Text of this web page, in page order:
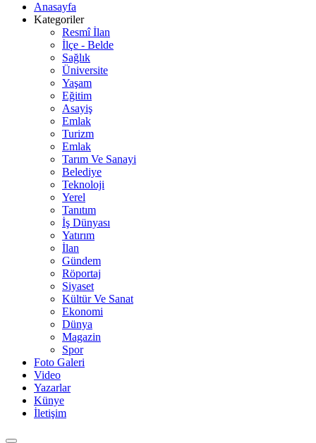
Anasayfa
Kategoriler
Resmî İlan
İlçe - Belde
Sağlık
Üniversite
Yaşam
Eğitim
Asayiş
Emlak
Turizm
Emlak
Tarım Ve Sanayi
Belediye
Teknoloji
Yerel
Tanıtım
İş Dünyası
Yatırım
İlan
Gündem
Röportaj
Siyaset
Kültür Ve Sanat
Ekonomi
Dünya
Magazin
Spor
Foto Galeri
Video
Yazarlar
Künye
İletişim